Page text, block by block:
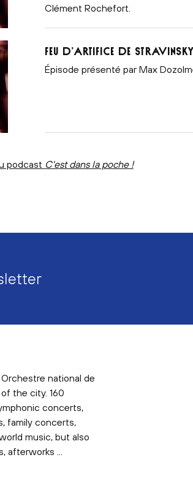
Clément Rochefort.
Feu d’artifice de Stravinsky
Épisode présenté par Max
podcast C'est dans la poche !
national de
the city. 160
concerts,
family concerts,
music, but also
afterworks ...